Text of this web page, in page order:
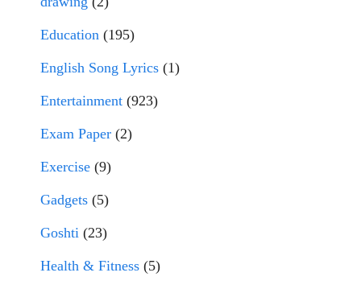
Education (195)
English Song Lyrics (1)
Entertainment (923)
Exam Paper (2)
Exercise (9)
Gadgets (5)
Goshti (23)
Health & Fitness (5)